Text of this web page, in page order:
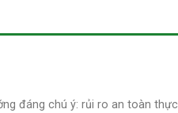
đáng chú ý: rủi ro an toàn thực